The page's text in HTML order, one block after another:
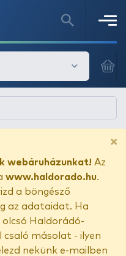
×
webáruházunkat! Az
www.haldorado.hu.
a böngésző
az adataidat. Ha
Haldorádó-
csaló másolat - ilyen
nekünk e-mailben